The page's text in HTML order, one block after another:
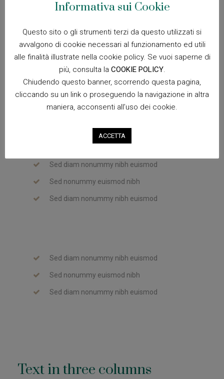
dolore magna aliquam erat volutpat. Ut wisi enim ad
suscipit lobortis nisl ut aliquip ex ea commodo consequat.
Sed diam nonummy nibh euismod
Sed nonummy euismod nibh
Sed diam nonummy nibh euismod
Sed diam nonummy nibh euismod
Sed nonummy euismod nibh
Sed diam nonummy nibh euismod
Sed diam nonummy nibh euismod
Sed nonummy euismod nibh
Sed diam nonummy nibh euismod
Text in three columns
Informativa sui Cookie
Questo sito o gli strumenti terzi da questo utilizzati si
avvalgono di cookie necessari al funzionamento ed utili
alle finalità illustrate nella cookie policy. Se vuoi saperne di
più, consulta la COOKIE POLICY.
Chiudendo questo banner, scorrendo questa pagina,
cliccando su un link o proseguendo la navigazione in altra
maniera, acconsenti all’uso dei cookie.
ACCETTA